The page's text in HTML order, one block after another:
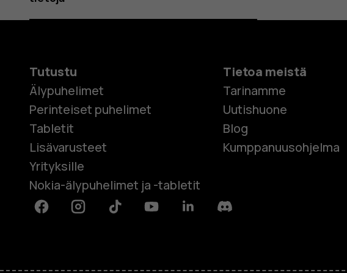
Tutustu
Älypuhelimet
Perinteiset puhelimet
Tabletit
Lisävarusteet
Yrityksille
Nokia-älypuhelimet ja -tabletit
Tietoa meistä
Tarinamme
Uutishuone
Blog
Kumppanuusohjelma
FacebookInstagramTiktok YoutubeLinkedinDiscord